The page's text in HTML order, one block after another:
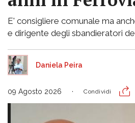
E' consigliere comunale ma
e dirigente degli sbandieratori
Daniela Peira
09 Agosto 2026 Condividi